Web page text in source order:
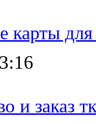
карты
и заказ